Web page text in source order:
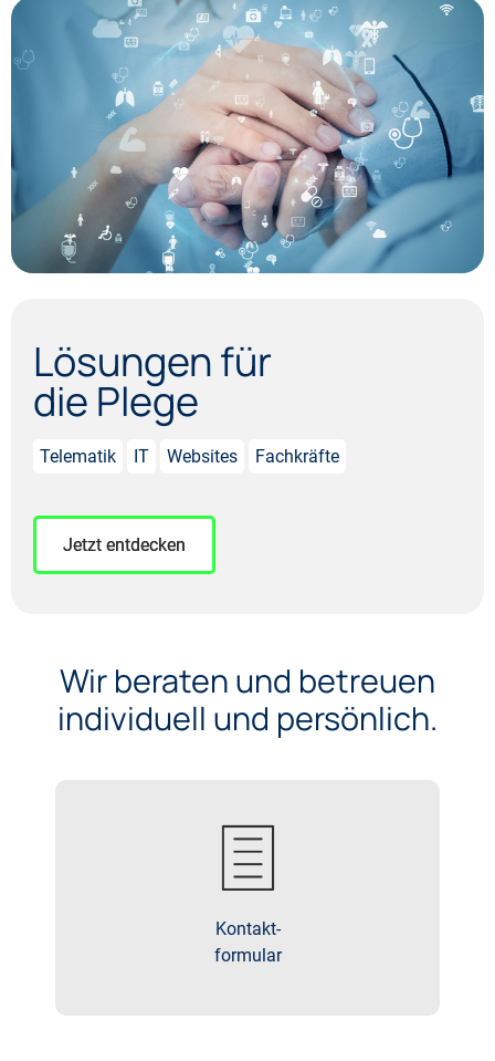
Lösungen für
die Plege
Telematik IT Websites Fachkräfte
Jetzt entdecken
Wir beraten und betreuen
individuell und persönlich.
Kontakt-
formular